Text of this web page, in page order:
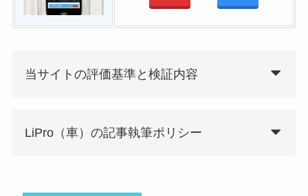
当サイトの評価基準と検証内容
LiPro（車）の記事執筆ポリシー